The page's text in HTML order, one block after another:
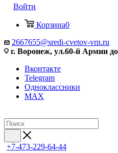
Войти
Корзина0
2667655@sredi-cvetov-vrn.ru
г. Воронеж, ул.60-й Армии
Вконтакте
Telegram
Одноклассники
MAX
+7-473-229-64-44